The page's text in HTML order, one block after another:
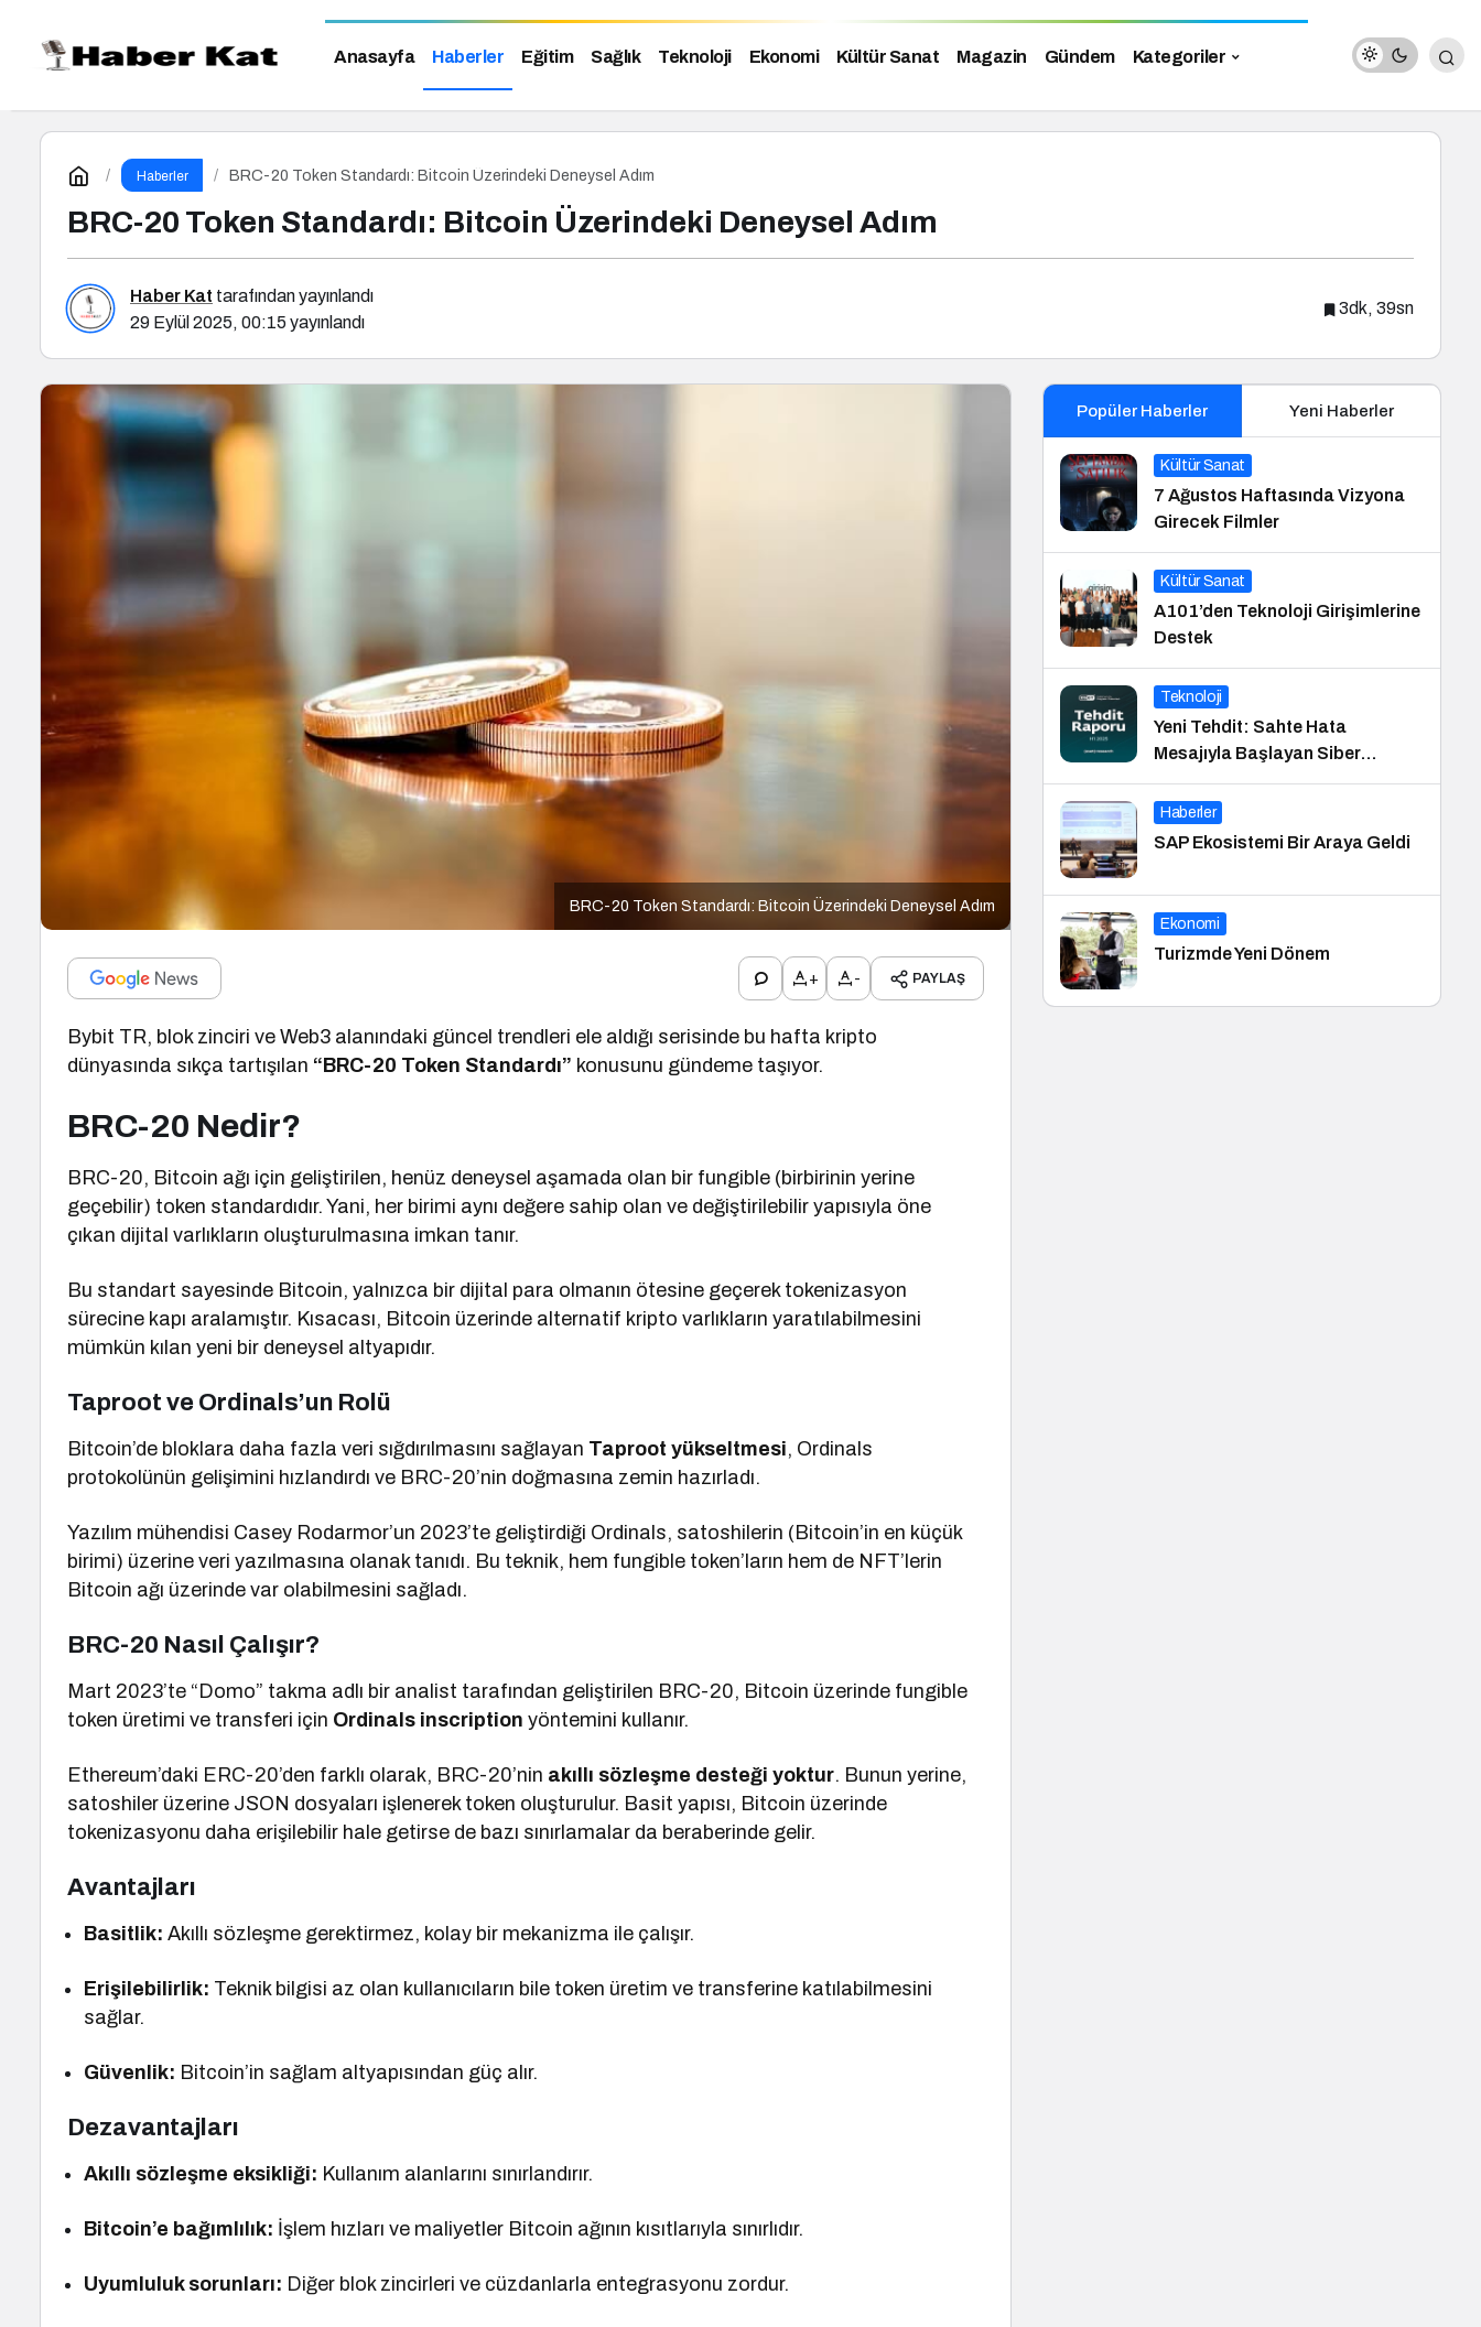
Anasayfa Haberler Eğitim Sağlık Teknoloji Ekonomi Kültür Sanat Magazin Gündem Kategoriler
Haberler BRC-20 Token Standardı: Bitcoin Üzerindeki Deneysel Adım
BRC-20 Token Standardı: Bitcoin Üzerindeki Deneysel Adım
Haber Kat tarafından yayınlandı
29 Eylül 2025, 00:15 yayınlandı
3dk, 39sn
BRC-20 Token Standardı: Bitcoin Üzerindeki Deneysel Adım
+ - PAYLAŞ
Bybit TR, blok zinciri ve Web3 alanındaki güncel trendleri ele aldığı serisinde bu hafta kripto
dünyasında sıkça tartışılan “BRC-20 Token Standardı” konusunu gündeme taşıyor.
BRC-20 Nedir?
BRC-20, Bitcoin ağı için geliştirilen, henüz deneysel aşamada olan bir fungible (birbirinin yerine
geçebilir) token standardıdır. Yani, her birimi aynı değere sahip olan ve değiştirilebilir yapısıyla öne
çıkan dijital varlıkların oluşturulmasına imkan tanır.
Bu standart sayesinde Bitcoin, yalnızca bir dijital para olmanın ötesine geçerek tokenizasyon
sürecine kapı aralamıştır. Kısacası, Bitcoin üzerinde alternatif kripto varlıkların yaratılabilmesini
mümkün kılan yeni bir deneysel altyapıdır.
Taproot ve Ordinals’un Rolü
Bitcoin’de bloklara daha fazla veri sığdırılmasını sağlayan Taproot yükseltmesi, Ordinals
protokolünün gelişimini hızlandırdı ve BRC-20’nin doğmasına zemin hazırladı.
Yazılım mühendisi Casey Rodarmor’un 2023’te geliştirdiği Ordinals, satoshilerin (Bitcoin’in en küçük
birimi) üzerine veri yazılmasına olanak tanıdı. Bu teknik, hem fungible token’ların hem de NFT’lerin
Bitcoin ağı üzerinde var olabilmesini sağladı.
BRC-20 Nasıl Çalışır?
Mart 2023’te “Domo” takma adlı bir analist tarafından geliştirilen BRC-20, Bitcoin üzerinde fungible
token üretimi ve transferi için Ordinals inscription yöntemini kullanır.
Ethereum’daki ERC-20’den farklı olarak, BRC-20’nin akıllı sözleşme desteği yoktur. Bunun yerine,
satoshiler üzerine JSON dosyaları işlenerek token oluşturulur. Basit yapısı, Bitcoin üzerinde
tokenizasyonu daha erişilebilir hale getirse de bazı sınırlamalar da beraberinde gelir.
Avantajları
Basitlik: Akıllı sözleşme gerektirmez, kolay bir mekanizma ile çalışır.
Erişilebilirlik: Teknik bilgisi az olan kullanıcıların bile token üretim ve transferine katılabilmesini
sağlar.
Güvenlik: Bitcoin’in sağlam altyapısından güç alır.
Dezavantajları
Akıllı sözleşme eksikliği: Kullanım alanlarını sınırlandırır.
Bitcoin’e bağımlılık: İşlem hızları ve maliyetler Bitcoin ağının kısıtlarıyla sınırlıdır.
Uyumluluk sorunları: Diğer blok zincirleri ve cüzdanlarla entegrasyonu zordur.
Popüler Haberler Yeni Haberler
Kültür Sanat
7 Ağustos Haftasında Vizyona
Girecek Filmler
Kültür Sanat
A101’den Teknoloji Girişimlerine
Destek
Teknoloji
Yeni Tehdit: Sahte Hata
Mesajıyla Başlayan Siber
Saldırılar Yükselişte
Haberler
SAP Ekosistemi Bir Araya Geldi
Ekonomi
Turizmde Yeni Dönem